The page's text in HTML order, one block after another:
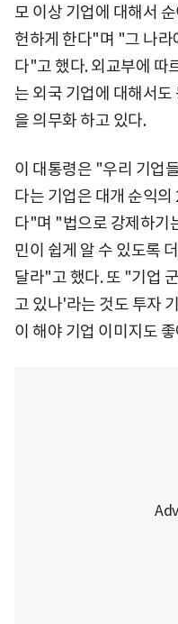
모 이상 기업에 대해서
헌하게 한다"며 "그 나라
다"고 했다. 외교부에 따
는 외국 기업에 대해서
을 의무화 하고 있다.
이 대통령은 "우리 기업
다는 기업은 대개 순익
다"며 "법으로 강제하기
민이 쉽게 알 수 있도록
달라"고 했다. 또 "기업
고 있나'라는 것도 투자
이 해야 기업 이미지도